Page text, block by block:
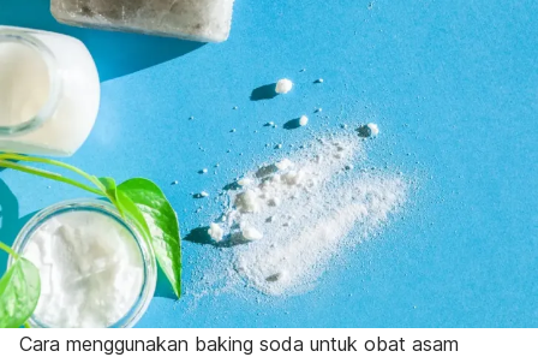
Cara menggunakan baking soda untuk obat asam